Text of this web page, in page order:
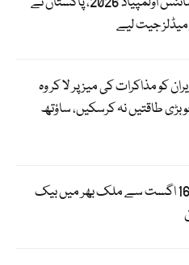
میڈلز جیت لیے
کو مذاکرات کی میز پر لا کر وہ
بڑی طاقتیں نہ کرسکیں، ساؤتھ
جماعت اسلامی کا 16 اگست سے ملک بھر میں بیک